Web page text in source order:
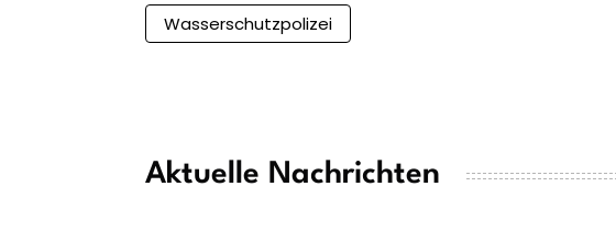
Wasserschutzpolizei
Aktuelle Nachrichten